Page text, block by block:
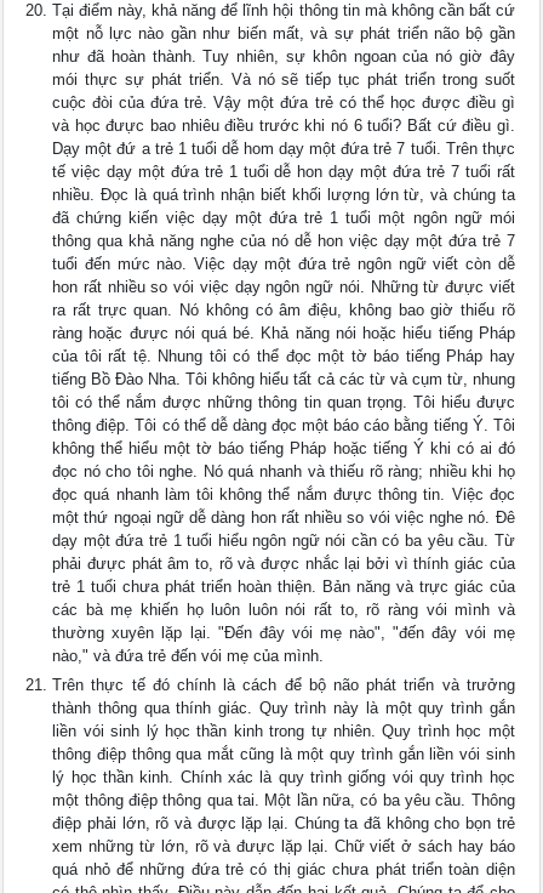
Tại điểm này, khả năng để lĩnh hội thông tin mà không cần bất cứ
một nỗ lực nào gần như biến mất, và sự phát triển não bộ gần
như đã hoàn thành. Tuy nhiên, sự khôn ngoan của nó giờ đây
mói thực sự phát triển. Và nó sẽ tiếp tục phát triển trong suốt
cuộc đòi của đứa trẻ. Vậy một đứa trẻ có thể học được điều gì
và học đưực bao nhiêu điều trước khi nó 6 tuổi? Bất cứ điều gì.
Dạy một đứ a trẻ 1 tuổi dễ hom dạy một đứa trẻ 7 tuổi. Trên thực
tế việc dạy một đứa trẻ 1 tuổi dễ hon dạy một đứa trẻ 7 tuổi rất
nhiều. Đọc là quá trình nhận biết khối lượng lớn từ, và chúng ta
đã chứng kiến việc dạy một đứa trẻ 1 tuổi một ngôn ngữ mói
thông qua khả năng nghe của nó dễ hon việc dạy một đứa trẻ 7
tuổi đến mức nào. Việc dạy một đứa trẻ ngôn ngữ viết còn dễ
hon rất nhiều so vói việc dạy ngôn ngữ nói. Những từ đưực viết
ra rất trực quan. Nó không có âm điệu, không bao giờ thiếu rõ
ràng hoặc đưực nói quá bé. Khả năng nói hoặc hiểu tiếng Pháp
của tôi rất tệ. Nhung tôi có thể đọc một tờ báo tiếng Pháp hay
tiếng Bồ Đào Nha. Tôi không hiểu tất cả các từ và cụm từ, nhung
tôi có thể nắm được những thông tin quan trọng. Tôi hiểu đưực
thông điệp. Tôi có thể dễ dàng đọc một báo cáo bằng tiếng Ý. Tôi
không thể hiểu một tờ báo tiếng Pháp hoặc tiếng Ý khi có ai đó
đọc nó cho tôi nghe. Nó quá nhanh và thiếu rõ ràng; nhiều khi họ
đọc quá nhanh làm tôi không thể nắm đưực thông tin. Việc đọc
một thứ ngoại ngữ dễ dàng hon rất nhiều so vói việc nghe nó. Đê
dạy một đứa trẻ 1 tuổi hiểu ngôn ngữ nói cần có ba yêu cầu. Từ
phải đưực phát âm to, rõ và được nhắc lại bởi vì thính giác của
trẻ 1 tuổi chưa phát triển hoàn thiện. Bản năng và trực giác của
các bà mẹ khiến họ luôn luôn nói rất to, rõ ràng vói mình và
thường xuyên lặp lại. "Đến đây vói mẹ nào", "đến đây vói mẹ
nào," và đứa trẻ đến vói mẹ của mình.
Trên thực tế đó chính là cách để bộ não phát triển và trưởng
thành thông qua thính giác. Quy trình này là một quy trình gắn
liền vói sinh lý học thần kinh trong tự nhiên. Quy trình học một
thông điệp thông qua mắt cũng là một quy trình gắn liền vói sinh
lý học thần kinh. Chính xác là quy trình giống vói quy trình học
một thông điệp thông qua tai. Một lần nữa, có ba yêu cầu. Thông
điệp phải lớn, rõ và được lặp lại. Chúng ta đã không cho bọn trẻ
xem những từ lớn, rõ và đưực lặp lại. Chữ viết ở sách hay báo
quá nhỏ để những đứa trẻ có thị giác chưa phát triển toàn diện